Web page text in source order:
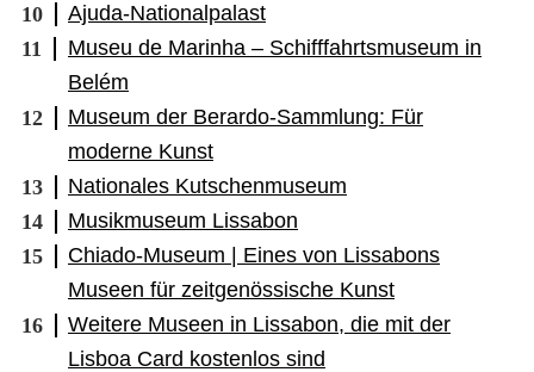
Ajuda-Nationalpalast
Museu de Marinha – Schifffahrtsmuseum in
Belém
Museum der Berardo-Sammlung: Für
moderne Kunst
Nationales Kutschenmuseum
Musikmuseum Lissabon
Chiado-Museum | Eines von Lissabons
Museen für zeitgenössische Kunst
Weitere Museen in Lissabon, die mit der
Lisboa Card kostenlos sind